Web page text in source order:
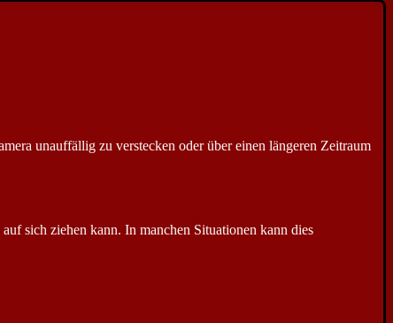
unauffällig zu verstecken oder über einen längeren Zeitraum
sich ziehen kann. In manchen Situationen kann dies